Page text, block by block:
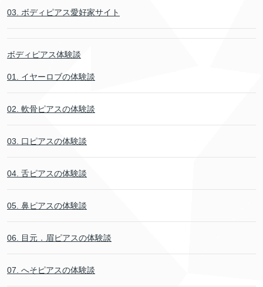
03. ボディピアス愛好家サイト
ボディピアス体験談
01. イヤーロブの体験談
02. 軟骨ピアスの体験談
03. 口ピアスの体験談
04. 舌ピアスの体験談
05. 鼻ピアスの体験談
06. 目元．眉ピアスの体験談
07. へそピアスの体験談